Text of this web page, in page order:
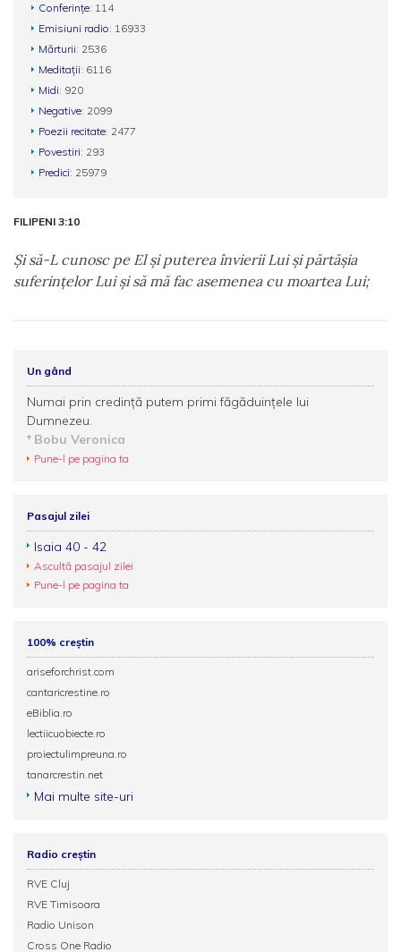
Conferințe: 114
Emisiuni radio: 16933
Mărturii: 2536
Meditații: 6116
Midi: 920
Negative: 2099
Poezii recitate: 2477
Povestiri: 293
Predici: 25979
FILIPENI 3:10
Şi să-L cunosc pe El şi puterea învierii Lui şi părtăşia
suferinţelor Lui şi să mă fac asemenea cu moartea Lui;
Un gând
Numai prin credință putem primi făgăduințele lui
Dumnezeu.
Bobu Veronica
Pune-l pe pagina ta
Pasajul zilei
Isaia 40 - 42
Ascultă pasajul zilei
Pune-l pe pagina ta
100% creștin
ariseforchrist.com
cantaricrestine.ro
eBiblia.ro
lectiicuobiecte.ro
proiectulimpreuna.ro
tanarcrestin.net
Mai multe site-uri
Radio creștin
RVE Cluj
RVE Timisoara
Radio Unison
Cross One Radio